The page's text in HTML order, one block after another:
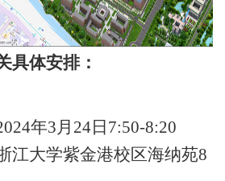
具体安排：
年3月 24日 7:50-8:20
江大学紫金港校区海纳苑8